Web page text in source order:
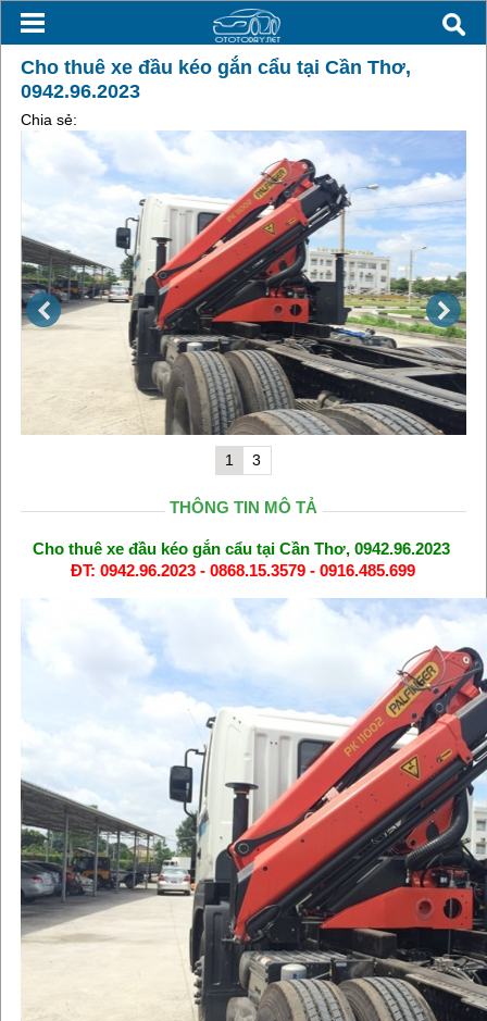
Cho thuê xe đầu kéo gắn cẩu tại Cần Thơ,
0942.96.2023
Chia sẻ:
1 3
THÔNG TIN MÔ TẢ
Cho thuê xe đầu kéo gắn cẩu tại Cần Thơ, 0942.96.2023
ĐT: 0942.96.2023 - 0868.15.3579 - 0916.485.699